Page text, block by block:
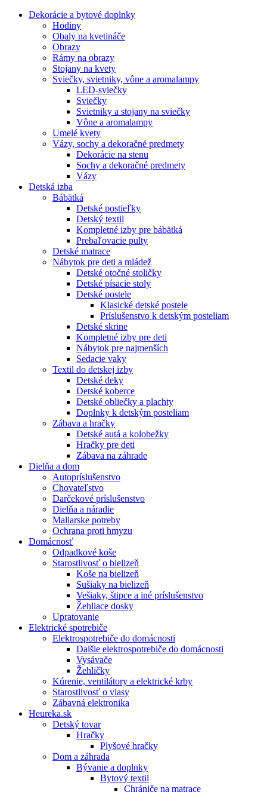
Dekorácie a bytové doplnky
Hodiny
Obaly na kvetináče
Obrazy
Rámy na obrazy
Stojany na kvety
Sviečky, svietniky, vône a aromalampy
LED-sviečky
Sviečky
Svietniky a stojany na sviečky
Vône a aromalampy
Umelé kvety
Vázy, sochy a dekoračné predmety
Dekorácie na stenu
Sochy a dekoračné predmety
Vázy
Detská izba
Bábätká
Detské postieľky
Detský textil
Kompletné izby pre bábätká
Prebaľovacie pulty
Detské matrace
Nábytok pre deti a mládež
Detské otočné stoličky
Detské písacie stoly
Detské postele
Klasické detské postele
Príslušenstvo k detským posteliam
Detské skrine
Kompletné izby pre deti
Nábytok pre najmenších
Sedacie vaky
Textil do detskej izby
Detské deky
Detské koberce
Detské obliečky a plachty
Doplnky k detským posteliam
Zábava a hračky
Detské autá a kolobežky
Hračky pre deti
Zábava na záhrade
Dielňa a dom
Autopríslušenstvo
Chovateľstvo
Darčekové príslušenstvo
Dielňa a náradie
Maliarske potreby
Ochrana proti hmyzu
Domácnosť
Odpadkové koše
Starostlivosť o bielizeň
Koše na bielizeň
Sušiaky na bielizeň
Vešiaky, štipce a iné príslušenstvo
Žehliace dosky
Upratovanie
Elektrické spotrebiče
Elektrospotrebiče do domácnosti
Dalšie elektrospotrebiče do domácnosti
Vysávače
Žehličky
Kúrenie, ventilátory a elektrické krby
Starostlivosť o vlasy
Zábavná elektronika
Heureka.sk
Detský tovar
Hračky
Plyšové hračky
Dom a záhrada
Bývanie a doplnky
Bytový textil
Chrániče na matrace